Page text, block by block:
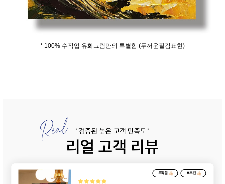
* 100% 수작업 유화그림만의 특별함 (두꺼운질감표현)